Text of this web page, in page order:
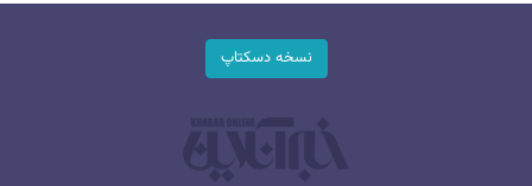
نسخه دسکتاپ